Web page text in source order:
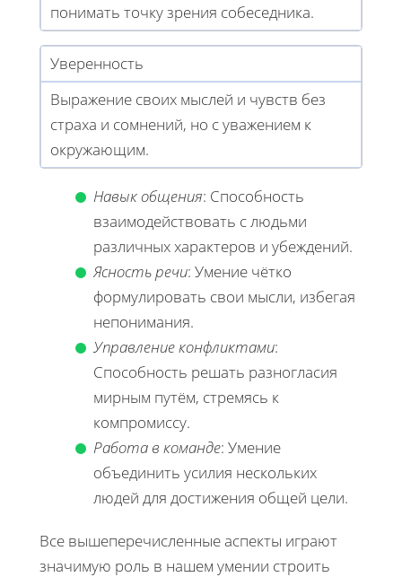
понимать точку зрения собеседника.
Уверенность
Выражение своих мыслей и чувств без
страха и сомнений, но с уважением к
окружающим.
Навык общения: Способность
взаимодействовать с людьми
различных характеров и убеждений.
Ясность речи: Умение чётко
формулировать свои мысли, избегая
непонимания.
Управление конфликтами:
Способность решать разногласия
мирным путём, стремясь к
компромиссу.
Работа в команде: Умение
объединить усилия нескольких
людей для достижения общей цели.
Все вышеперечисленные аспекты играют
значимую роль в нашем умении строить